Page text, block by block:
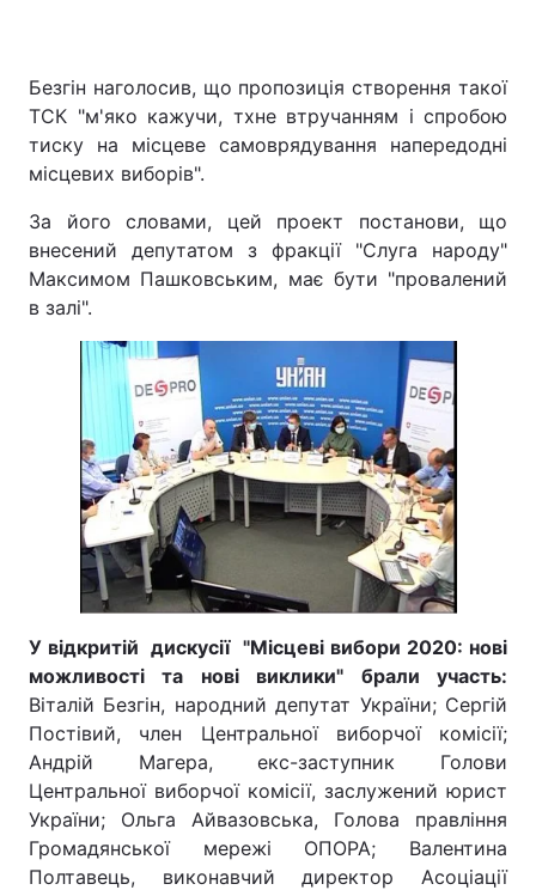
Безгін наголосив, що пропозиція створення такої
ТСК "м'яко кажучи, тхне втручанням і спробою
тиску на місцеве самоврядування напередодні
місцевих виборів".
За його словами, цей проект постанови, що
внесений депутатом з фракції "Слуга народу"
Максимом Пашковським, має бути "провалений
в залі".
У відкритій дискусії "Місцеві вибори 2020: нові
можливості та нові виклики" брали участь:
Віталій Безгін, народний депутат України; Сергій
Постівий, член Центральної виборчої комісії;
Андрій Магера, екс-заступник Голови
Центральної виборчої комісії, заслужений юрист
України; Ольга Айвазовська, Голова правління
Громадянської мережі ОПОРА; Валентина
Полтавець, виконавчий директор Асоціації